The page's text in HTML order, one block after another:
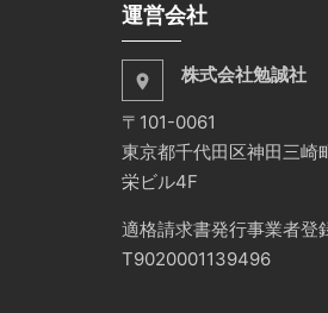
運営会社
place 株式会社勉誠社
〒101-0061
東京都千代田区神田三
栄ビル4F
適格請求書発行事業者
T9020001139496